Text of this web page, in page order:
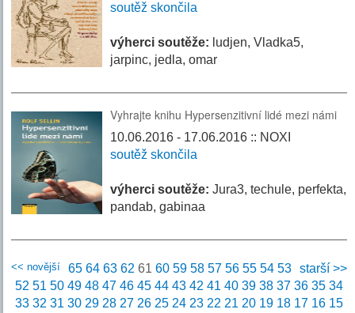
soutěž skončila
výherci soutěže: ludjen, Vladka5,
jarpinc, jedla, omar
Vyhrajte knihu Hypersenzitivní lidé mezi námi
10.06.2016 - 17.06.2016 :: NOXI
soutěž skončila
výherci soutěže: Jura3, techule, perfekta,
pandab, gabinaa
<< novější starší >>
65 64 63 62 6160 59 58 57 56 55 54 53
52 51 50 49 48 47 46 45 44 43 42 41 40 39 38 37 36 35 34
33 32 31 30 29 28 27 26 25 24 23 22 21 20 19 18 17 16 15